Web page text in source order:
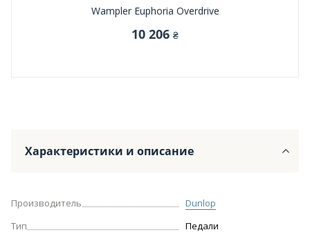
Wampler Euphoria Overdrive
10 206 ₴
Характеристики и описание
Производитель
Dunlop
Тип
Педали